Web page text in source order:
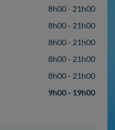
8h00 - 21h00
8h00 - 21h00
8h00 - 21h00
8h00 - 21h00
8h00 - 21h00
9h00 - 19h00